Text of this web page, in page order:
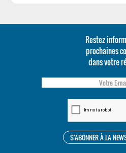
Restez
prochaines
dans votre